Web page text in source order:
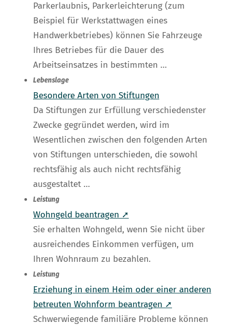
Parkerlaubnis, Parkerleichterung (zum
Beispiel für Werkstattwagen eines
Handwerkbetriebes) können Sie Fahrzeuge
Ihres Betriebes für die Dauer des
Arbeitseinsatzes in bestimmten …
Lebenslage
Besondere Arten von Stiftungen
Da Stiftungen zur Erfüllung verschiedenster
Zwecke gegründet werden, wird im
Wesentlichen zwischen den folgenden Arten
von Stiftungen unterschieden, die sowohl
rechtsfähig als auch nicht rechtsfähig
ausgestaltet …
Leistung
Wohngeld beantragen ➚
Sie erhalten Wohngeld, wenn Sie nicht über
ausreichendes Einkommen verfügen, um
Ihren Wohnraum zu bezahlen.
Leistung
Erziehung in einem Heim oder einer anderen
betreuten Wohnform beantragen ➚
Schwerwiegende familiäre Probleme können